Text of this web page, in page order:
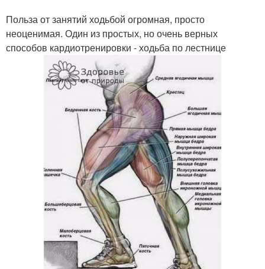
Польза от занятий ходьбой огромная, просто
неоценимая. Один из простых, но очень верных
способов кардиотренировки - ходьба по лестнице